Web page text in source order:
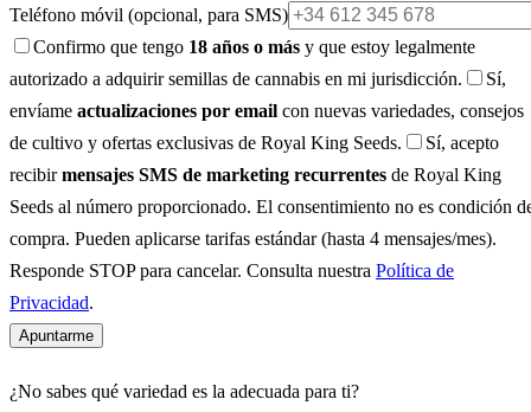
Teléfono móvil (opcional, para SMS)
Confirmo que tengo 18 años o más y que estoy legalmente
autorizado a adquirir semillas de cannabis en mi jurisdicción.
Sí,
envíame actualizaciones por email con nuevas variedades, consejos
de cultivo y ofertas exclusivas de Royal King Seeds.
Sí, acepto
recibirmensajes SMS de marketing recurrentes de Royal King
Seeds al número proporcionado. El consentimiento no es condición
compra. Pueden aplicarse tarifas estándar (hasta 4 mensajes/mes).
Responde STOP para cancelar. Consulta nuestra Política de
Privacidad.
Apuntarme
¿No sabes qué variedad es la adecuada para ti?